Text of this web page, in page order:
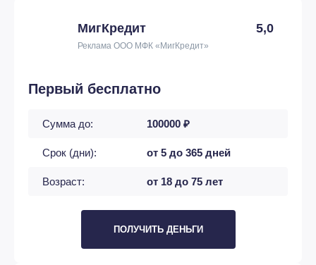
МигКредит 5,0
Реклама ООО МФК «МигКредит»
Первый бесплатно
Сумма до: 100000 ₽
Срок (дни): от 5 до 365 дней
Возраст: от 18 до 75 лет
ПОЛУЧИТЬ ДЕНЬГИ